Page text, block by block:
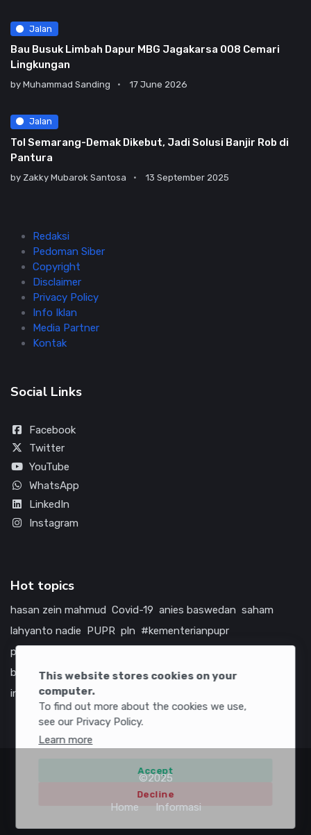
This website stores cookies on your
computer.
To find out more about the cookies we use,
see our Privacy Policy.
Learn more
Accept
Decline
Jalan
Bau Busuk Limbah Dapur MBG Jagakarsa 008 Cemari
Lingkungan
by Muhammad Sanding 17 June 2026
Jalan
Tol Semarang-Demak Dikebut, Jadi Solusi Banjir Rob di
Pantura
by Zakky Mubarok Santosa 13 September 2025
Redaksi
Pedoman Siber
Copyright
Disclaimer
Privacy Policy
Info Iklan
Media Partner
Kontak
Social Links
Facebook
Twitter
YouTube
WhatsApp
LinkedIn
Instagram
Hot topics
hasan zein mahmud Covid-19 anies baswedan saham
lahyanto nadie
PUPR pln #kementerianpupr
prabowo subianto
bumn
jasa marga jtts china tol amerika serikat
infrastruktur
©2025
Home Informasi